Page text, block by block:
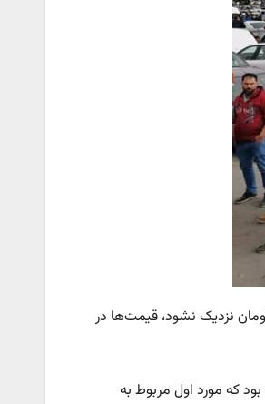
بیان کرد: به نظرمی‌رسد اگر نرخ دلار جهش زیادی نداشته باشد و به مرز ۱۰۰ هزار تومان نزدیک نشود، قیمت‌ها در
که مورد اول مربوط به